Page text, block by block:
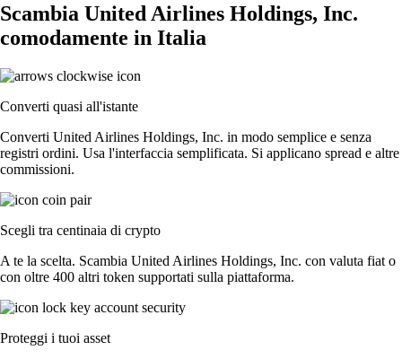
Scambia United Airlines Holdings, Inc.
comodamente in Italia
Converti quasi all'istante
Converti United Airlines Holdings, Inc. in modo semplice e senza
registri ordini. Usa l'interfaccia semplificata. Si applicano spread e altre
commissioni.
Scegli tra centinaia di crypto
A te la scelta. Scambia United Airlines Holdings, Inc. con valuta fiat o
con oltre 400 altri token supportati sulla piattaforma.
Proteggi i tuoi asset